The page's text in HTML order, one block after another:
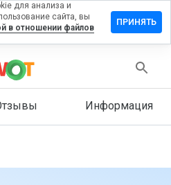
Информация
для анализа и
сайта, вы
в отношении файлов
ПРИНЯТЬ